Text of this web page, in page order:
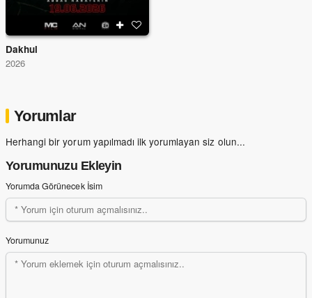
Dakhul
2026
Yorumlar
Herhangi bir yorum yapılmadı ilk yorumlayan siz olun...
Yorumunuzu Ekleyin
Yorumda Görünecek İsim
Yorumunuz